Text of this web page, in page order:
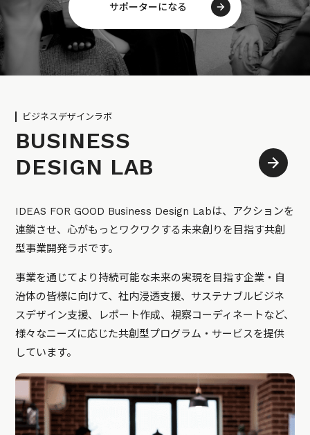
サポーターになる
ビジネスデザインラボ
BUSINESS
DESIGN LAB
IDEAS FOR GOOD Business Design Labは、アクションを
連鎖させ、心がもっとワクワクする未来創りを目指す共創
型事業開発ラボです。
事業を通じてより持続可能な未来の実現を目指す企業・自
治体の皆様に向けて、社内浸透支援、サステナブルビジネ
スデザイン支援、レポート作成、視察コーディネートなど、
様々なニーズに応じた共創型プログラム・サービスを提供
しています。